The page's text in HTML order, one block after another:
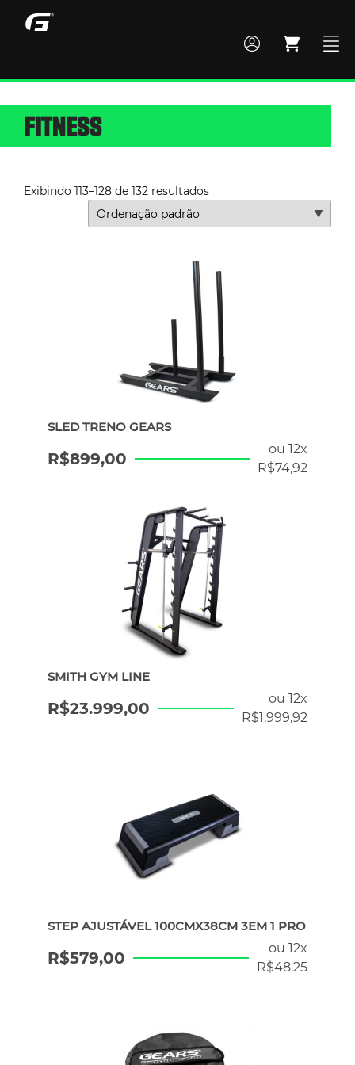
MONTE SEU BOX
TODOS OS PRODUTOS
HYROX
ATENDIMENTO POR WHATSAPP
FITNESS
Exibindo 113–128 de 132 resultados
SLED TRENO GEARS
ou 12x
R$74,92
R$899,00
SMITH GYM LINE
ou 12x
R$1.999,92
R$23.999,00
STEP AJUSTÁVEL 100CMX38CM 3EM 1 PRO
ou 12x
R$48,25
R$579,00